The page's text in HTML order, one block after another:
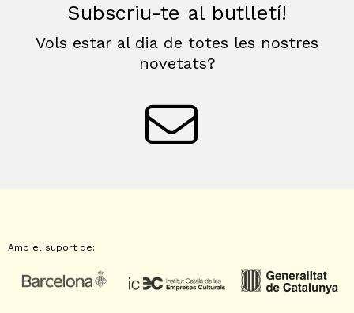
Subscriu-te al butlletí!
Vols estar al dia de totes les nostres
novetats?
Amb el suport de: